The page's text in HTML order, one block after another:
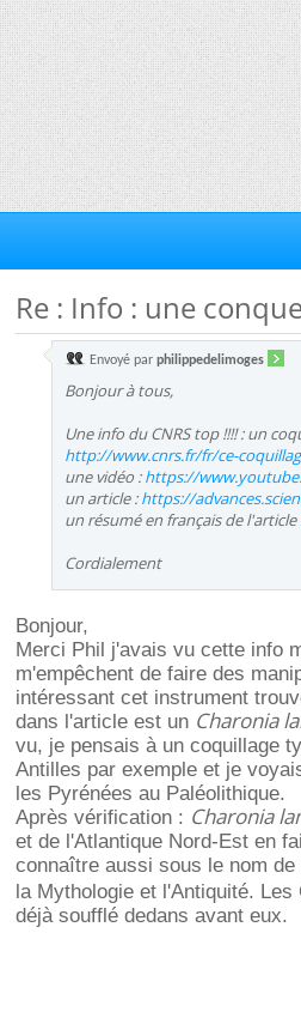
Re : Info : une
Envoyé par philippedelimoges
Bonjour à tous,
Une info du CNRS top !!!! :un
http://www.cnrs.fr/fr/ce-
une vidéo :https://
un article :https://
un résumé en français de l'article
Cordialement
Bonjour,
Merci Phil j'avais vu cette info
m'empêchent de faire des
intéressant cet instrument
dans l'article est un Charonia
vu, je pensais à un coquillage
Antilles par exemple et je
les Pyrénées au Paléolithique.
Après vérification : Charonia
et de l'Atlantique Nord-Est en
connaître aussi sous le nom
la Mythologie et l'Antiquité.
déjà soufflé dedans avant eux.